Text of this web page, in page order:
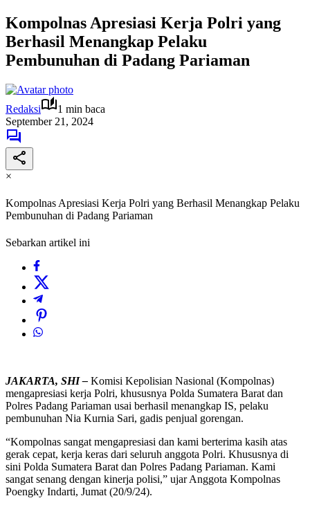
Kompolnas Apresiasi Kerja Polri yang
Berhasil Menangkap Pelaku
Pembunuhan di Padang Pariaman
Redaksi
1 min baca
September 21, 2024
×
Kompolnas Apresiasi Kerja Polri yang Berhasil Menangkap Pelaku
Pembunuhan di Padang Pariaman
Sebarkan artikel ini
JAKARTA, SHI – Komisi Kepolisian Nasional (Kompolnas)
mengapresiasi kerja Polri, khususnya Polda Sumatera Barat dan
Polres Padang Pariaman usai berhasil menangkap IS, pelaku
pembunuhan Nia Kurnia Sari, gadis penjual gorengan.
“Kompolnas sangat mengapresiasi dan kami berterima kasih atas
gerak cepat, kerja keras dari seluruh anggota Polri. Khususnya di
sini Polda Sumatera Barat dan Polres Padang Pariaman. Kami
sangat senang dengan kinerja polisi,” ujar Anggota Kompolnas
Poengky Indarti, Jumat (20/9/24).